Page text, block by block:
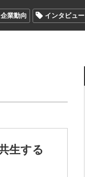
企業動向 インタビュー
生する